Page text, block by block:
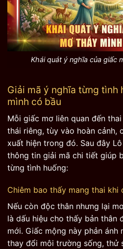
Khái quát ý nghĩa của giấc
Giải mã ý nghĩa từng tình
mình có bầu
Mỗi giấc mơ liên quan đến
thái riêng, tùy vào hoàn cảnh,
xuất hiện trong đó. Sau đây
thông tin giải mã chi tiết giúp
từng tình huống:
Chiêm bao thấy mang thai khi
Nếu còn độc thân nhưng lại
là dấu hiệu cho thấy bản thân
mới. Giấc mộng này phản ánh
thay đổi môi trường sống, thử